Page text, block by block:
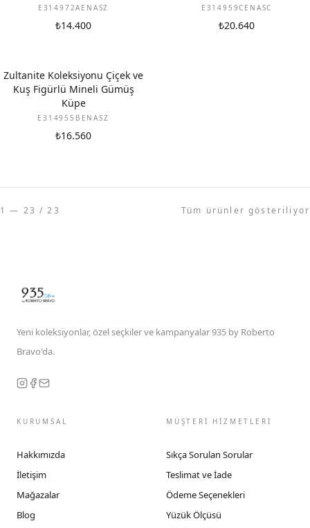
E314972AENASZ
₺14.400
E314959CENASC
₺20.640
Zultanite Koleksiyonu Çiçek ve
Kuş Figürlü Mineli Gümüş
Küpe
E314955BENASZ
₺16.560
1 — 23 / 23 Tüm ürünler gösteriliyor
Yeni koleksiyonlar, özel seçkiler ve kampanyalar 935 by Roberto
Bravo'da.
KURUMSAL
Hakkımızda
İletişim
Mağazalar
Blog
MÜŞTERİ HİZMETLERİ
Sıkça Sorulan Sorular
Teslimat ve İade
Ödeme Seçenekleri
Yüzük Ölçüsü